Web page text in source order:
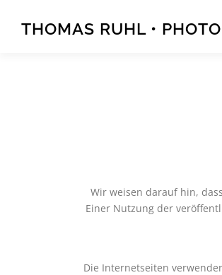
InhaltTHOMAS RUHL •
Wir weisen darauf hin,
Einer Nutzung der
Die Internetseiten